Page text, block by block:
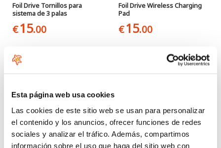
Esta página web usa cookies
Las cookies de este sitio web se usan para personalizar
el contenido y los anuncios, ofrecer funciones de redes
sociales y analizar el tráfico. Además, compartimos
información sobre el uso que haga del sitio web con
Foil Drive Tornillos para
sistema de 3 palas
€15.00
Foil Drive Wireless Charging
Pad
€15.00